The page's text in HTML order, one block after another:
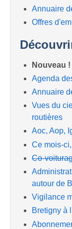
Annuaire
Offres
Nouveau !
Agenda
Annuaire
Vues du
routières
Aoc, Aop,
Ce mois-
Co-
autour de
Vigilance
Bretigny à